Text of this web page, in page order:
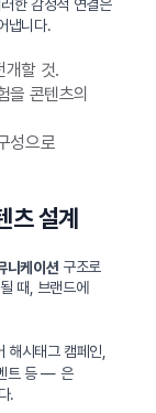
한 감정적 연결은
냅니다.
개할 것.
을 콘텐츠의
성으로
츠 설계
니케이션 구조로
때, 브랜드에
시태그 캠페인,
트 등 — 은
.